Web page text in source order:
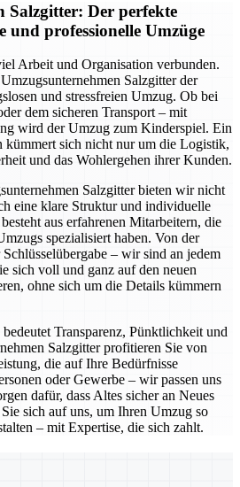
Salzgitter: Der perfekte
und professionelle Umzüge
Arbeit und Organisation verbunden.
Salzgitter der
und stressfreien Umzug. Ob bei
dem sicheren Transport – mit
wird der Umzug zum Kinderspiel. Ein
kümmert sich nicht nur um die Logistik,
und das Wohlergehen ihrer Kunden.
Salzgitter bieten wir nicht
eine klare Struktur und individuelle
aus erfahrenen Mitarbeitern, die
spezialisiert haben. Von der
– wir sind an jedem
sich voll und ganz auf den neuen
ohne sich um die Details kümmern
Transparenz, Pünktlichkeit und
Salzgitter profitieren Sie von
die auf Ihre Bedürfnisse
oder Gewerbe – wir passen uns
dafür, dass Altes sicher an Neues
sich auf uns, um Ihren Umzug so
– mit Expertise, die sich zahlt.